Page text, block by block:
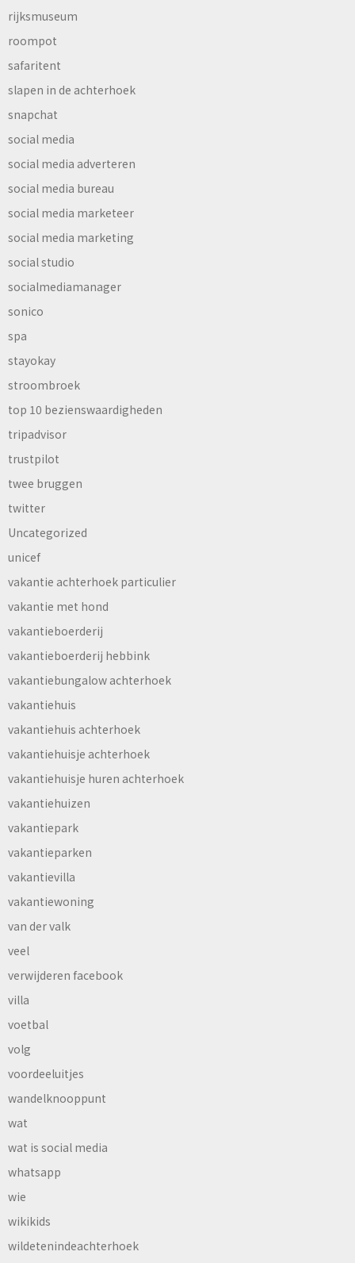
rijksmuseum
roompot
safaritent
slapen in de achterhoek
snapchat
social media
social media adverteren
social media bureau
social media marketeer
social media marketing
social studio
socialmediamanager
sonico
spa
stayokay
stroombroek
top 10 bezienswaardigheden
tripadvisor
trustpilot
twee bruggen
twitter
Uncategorized
unicef
vakantie achterhoek particulier
vakantie met hond
vakantieboerderij
vakantieboerderij hebbink
vakantiebungalow achterhoek
vakantiehuis
vakantiehuis achterhoek
vakantiehuisje achterhoek
vakantiehuisje huren achterhoek
vakantiehuizen
vakantiepark
vakantieparken
vakantievilla
vakantiewoning
van der valk
veel
verwijderen facebook
villa
voetbal
volg
voordeeluitjes
wandelknooppunt
wat
wat is social media
whatsapp
wie
wikikids
wildetenindeachterhoek